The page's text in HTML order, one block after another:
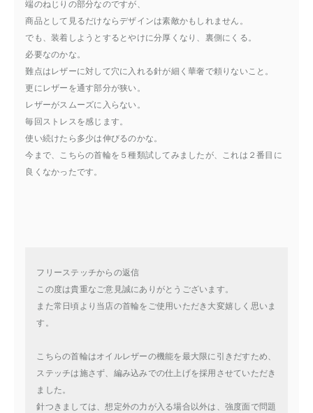
端のねじりの部分なのですが、
商品として見るだけならデザインは素敵かもしれません。
でも、装着しようとするとやけに分厚くなり、裏側にくる。
必要なのかな。
難点はレザーに対して穴に入れる針が細く華奢で頼りないこと。
更にレザーを通す部分が狭い。
レザーがスムーズに入らない。
毎回ストレスを感じます。
使い続けたら多少は伸びるのかな。
今まで、こちらの首輪を５種類試してみましたが、これは２番目に
良くなかったです。
フリーステッチからの返信
この度は貴重なご意見誠にありがとうございます。
また常日頃より当店の首輪をご使用いただき大変嬉しく思いま
す。
こちらの首輪はオイルレザーの機能を最大限に引きだすため、
ステッチは施さず、編み込みでの仕上げを採用させていただき
ました。
針つきましては、想定外の力が入る場合以外は、強度面で問題